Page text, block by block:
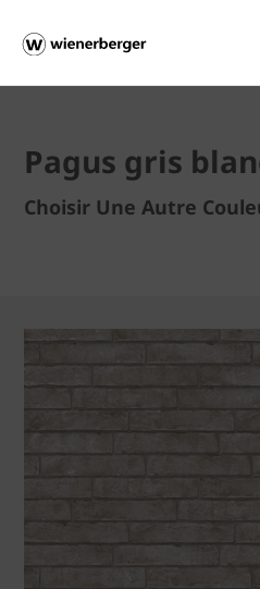
Pagus gris
Choisir Une Autre